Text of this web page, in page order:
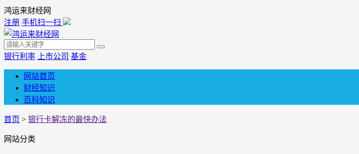
鸿运来财经网
注册 手机扫一扫
银行利率 上市公司 基金
网站首页
财经知识
百科知识
首页 > 银行卡解冻的最快办法
网站分类